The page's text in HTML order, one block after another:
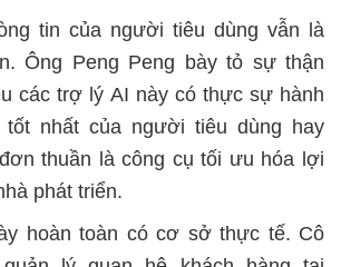
tin của người tiêu dùng vẫn là
Ông Peng Peng bày tỏ sự thận
các trợ lý AI này có thực sự hành
nhất của người tiêu dùng hay
thuần là công cụ tối ưu hóa lợi
phát triển.
hoàn toàn có cơ sở thực tế. Cô